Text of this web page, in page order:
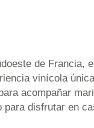
de
vinícola
acompañar
para disfrutar en